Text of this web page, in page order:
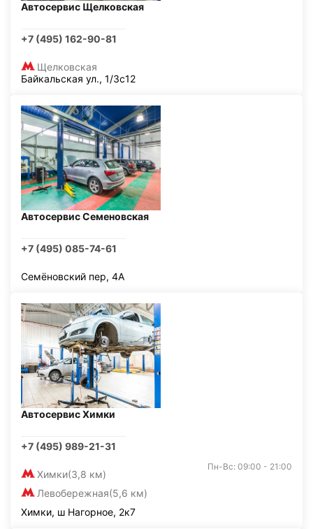
Автосервис Щелковская
+7 (495) 162-90-81
Щелковская
Байкальская ул., 1/3с12
Автосервис Семеновская
+7 (495) 085-74-61
Семёновский пер, 4А
Автосервис Химки
+7 (495) 989-21-31
Химки(3,8 км)
Левобережная(5,6 км)
Пн-Вс: 09:00 - 21:00
Химки, ш Нагорное, 2к7